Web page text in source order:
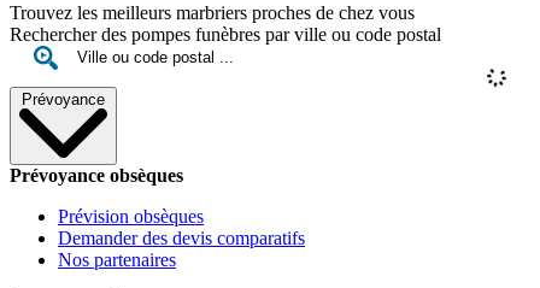
Trouvez les meilleurs marbriers proches de chez vous
Rechercher des pompes funèbres par ville ou code postal
Prévoyance
Prévoyance obsèques
Prévision obsèques
Demander des devis comparatifs
Nos partenaires